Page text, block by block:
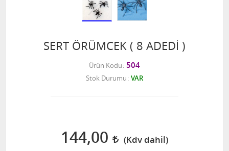
SERT ÖRÜMCEK ( 8 ADEDİ )
Ürün Kodu 504
Stok Durumu VAR
144,00